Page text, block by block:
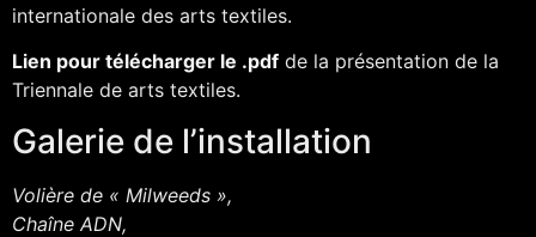
internationale des arts textiles.
Lien pour télécharger le .pdf de la présentation de la
Triennale de arts textiles.
Galerie de l’installation
Volière de « Milweeds »,
Chaîne ADN,